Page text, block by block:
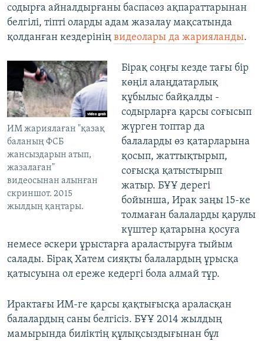
содырға айналдырғаны баспасөз ақпараттарынан
белгілі, тіпті оларды адам жазалау мақсатында
қолданған кездерінің видеолары да жарияланды.
ИМ жариялаған "қазақ
баланың ФСБ
жансыздарын атып,
жазалаған"
видеосынан алынған
скриншот. 2015
жылдың қаңтары.
Бірақ соңғы кезде тағы бір
көңіл алаңдатарлық
құбылыс байқалды -
содырларға қарсы соғысып
жүрген топтар да
балаларды өз қатарларына
қосып, жаттықтырып,
соғысқа қатыстырып
жатыр. БҰҰ дерегі
бойынша, Ирак заңы 15-ке
толмаған балаларды қарулы
күштер қатарына қосуға
немесе әскери ұрыстарға араластыруға тыйым
салады. Бірақ Хатем сияқты балалардың ұрысқа
қатысуына ол ереже кедергі бола алмай тұр.
Ирактағы ИМ-ге қарсы қақтығысқа араласқан
балалардың саны белгісіз. БҰҰ 2014 жылдың
мамырында биліктің құлықсыздығынан бұл